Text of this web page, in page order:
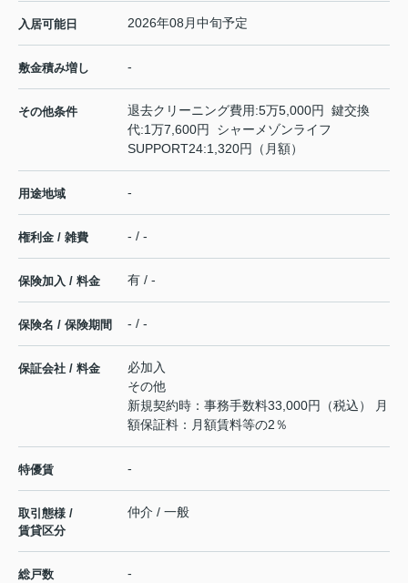
入居可能日 2026年08月中旬予定
敷金積み増し -
その他条件
退去クリーニング費用:5万5,000円 鍵交換
代:1万7,600円 シャーメゾンライフ
SUPPORT24:1,320円（月額）
用途地域 -
権利金 / 雑費 - / -
保険加入 / 料金 有 / -
保険名 / 保険期間 - / -
保証会社 / 料金
必加入
その他
新規契約時：事務手数料33,000円（税込） 月
額保証料：月額賃料等の2％
特優賃 -
取引態様 /
賃貸区分
仲介 / 一般
総戸数 -